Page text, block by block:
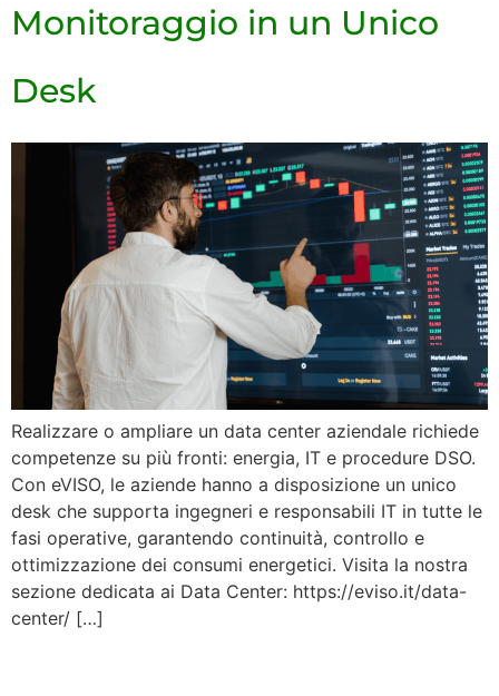
Monitoraggio in un Unico
Desk
Realizzare o ampliare un data center aziendale richiede
competenze su più fronti: energia, IT e procedure DSO.
Con eVISO, le aziende hanno a disposizione un unico
desk che supporta ingegneri e responsabili IT in tutte le
fasi operative, garantendo continuità, controllo e
ottimizzazione dei consumi energetici. Visita la nostra
sezione dedicata ai Data Center: https://eviso.it/data-
center/ […]